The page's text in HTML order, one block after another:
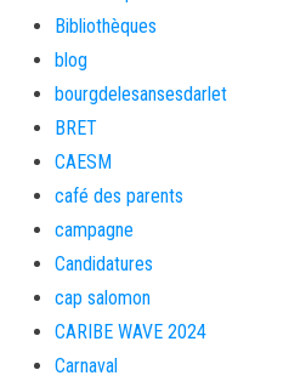
Bibliothèques
blog
bourgdelesansesdarlet
BRET
CAESM
café des parents
campagne
Candidatures
cap salomon
CARIBE WAVE 2024
Carnaval